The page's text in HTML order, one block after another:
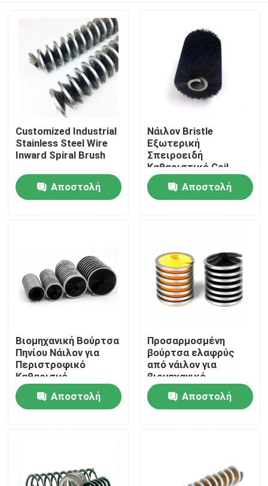
Αρχική Σελίδα
Προϊόντα
Ποιοτικός έλεγχος
Ζητήστε ένα απόσπασμα
Βιομηχανική λωρίδα βούρτσας
Βιομηχανικές βούρτσες κυλίνδρων
Customized Industrial
Stainless Steel Wire
Inward Spiral Brush
Αποστολή
Νάιλον Bristle
Εξωτερική
Σπειροειδή
Καθαριστικό Coil
Roller Brush Wound
Spring BrushΑποστολή
Βιομηχανική Βούρτσα
Πηνίου Νάιλον για
Περιστροφικό
Καθαρισμό
Προσαρμόσιμα
ΜεγέθηΑποστολή
Προσαρμοσμένη
βούρτσα ελαφρύς
από νάιλον για
βιομηχανικό
καθαρισμό
Αποστολή